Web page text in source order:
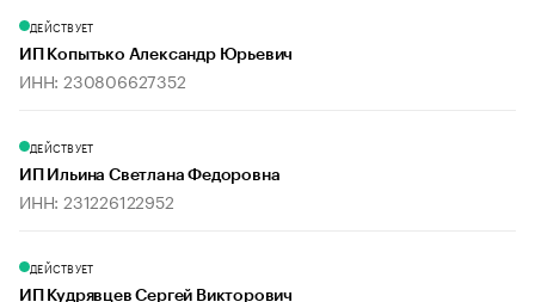
ДЕЙСТВУЕТ
ИП Копытько Александр Юрьевич
ИНН: 230806627352
ДЕЙСТВУЕТ
ИП Ильина Светлана Федоровна
ИНН: 231226122952
ДЕЙСТВУЕТ
ИП Кудрявцев Сергей Викторович